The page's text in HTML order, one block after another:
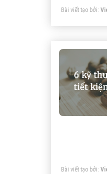
Bài viết tạo bởi:
Bài viết tạo bởi: